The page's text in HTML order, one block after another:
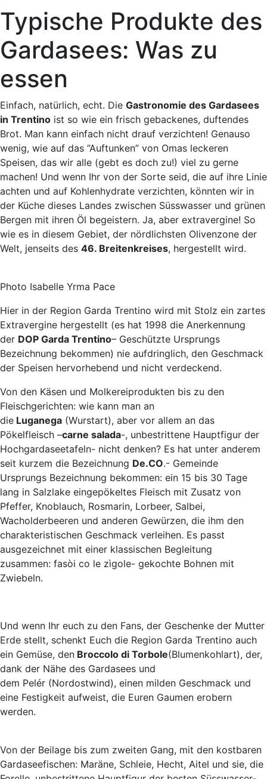
Typische Produkte des
Gardasees: Was zu
essen
Einfach, natürlich, echt. Die Gastronomie des Gardasees
in Trentino ist so wie ein frisch gebackenes, duftendes
Brot. Man kann einfach nicht drauf verzichten! Genauso
wenig, wie auf das ”Auftunken” von Omas leckeren
Speisen, das wir alle (gebt es doch zu!) viel zu gerne
machen! Und wenn Ihr von der Sorte seid, die auf ihre Linie
achten und auf Kohlenhydrate verzichten, könnten wir in
der Küche dieses Landes zwischen Süsswasser und grünen
Bergen mit ihren Öl begeistern. Ja, aber extravergine! So
wie es in diesem Gebiet, der nördlichsten Olivenzone der
Welt, jenseits des 46. Breitenkreises, hergestellt wird.
Photo Isabelle Yrma Pace
Hier in der Region Garda Trentino wird mit Stolz ein zartes
Extravergine hergestellt (es hat 1998 die Anerkennung
der DOP Garda Trentino– Geschützte Ursprungs
Bezeichnung bekommen) nie aufdringlich, den Geschmack
der Speisen hervorhebend und nicht verdeckend.
Von den Käsen und Molkereiprodukten bis zu den
Fleischgerichten: wie kann man an
die Luganega (Wurstart), aber vor allem an das
Pökelfleisch –carne salada-, unbestrittene Hauptfigur der
Hochgardaseetafeln- nicht denken? Es hat unter anderem
seit kurzem die Bezeichnung De.CO.- Gemeinde
Ursprungs Bezeichnung bekommen: ein 15 bis 30 Tage
lang in Salzlake eingepökeltes Fleisch mit Zusatz von
Pfeffer, Knoblauch, Rosmarin, Lorbeer, Salbei,
Wacholderbeeren und anderen Gewürzen, die ihm den
charakteristischen Geschmack verleihen. Es passt
ausgezeichnet mit einer klassischen Begleitung
zusammen: fasòi co le zìgole- gekochte Bohnen mit
Zwiebeln.
Und wenn Ihr euch zu den Fans, der Geschenke der Mutter
Erde stellt, schenkt Euch die Region Garda Trentino auch
ein Gemüse, den Broccolo di Torbole(Blumenkohlart), der,
dank der Nähe des Gardasees und
dem Pelér (Nordostwind), einen milden Geschmack und
eine Festigkeit aufweist, die Euren Gaumen erobern
werden.
Von der Beilage bis zum zweiten Gang, mit den kostbaren
Gardaseefischen: Maräne, Schleie, Hecht, Aitel und sie, die